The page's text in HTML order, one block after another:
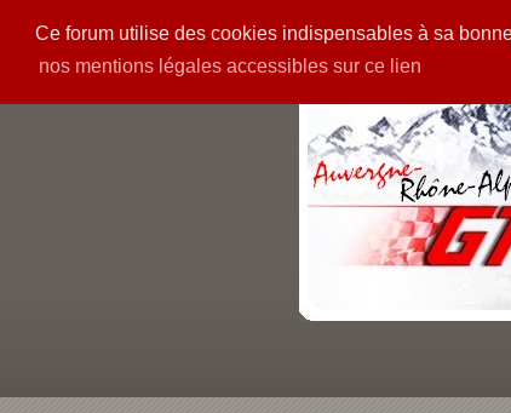
Ce forum utilise des cookies indispensables à sa
nos mentions légales accessibles sur ce lien
PIECES